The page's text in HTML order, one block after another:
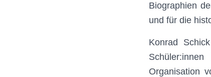
Biographien
und für die
Konrad
Organisation